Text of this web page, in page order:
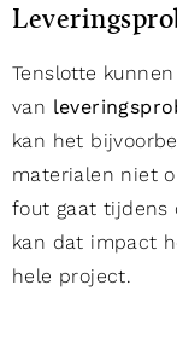
Tenslotte
van
kan het
materialen niet
fout gaat tijdens
kan dat impact
hele project.